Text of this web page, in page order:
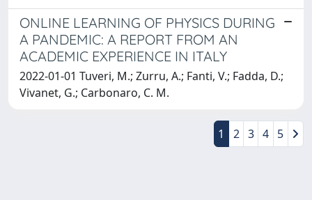
ONLINE LEARNING OF PHYSICS DURING
A PANDEMIC: A REPORT FROM AN
ACADEMIC EXPERIENCE IN ITALY
2022-01-01 Tuveri, M.; Zurru, A.; Fanti, V.; Fadda, D.;
Vivanet, G.; Carbonaro, C. M.
1 2 3 4 5